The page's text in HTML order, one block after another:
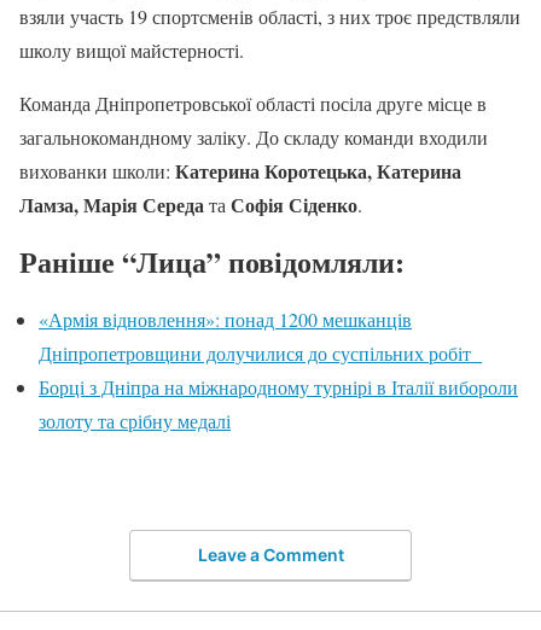
взяли участь 19 спортсменів області, з них троє предствляли
школу вищої майстерності.
Команда Дніпропетровської області посіла друге місце в
загальнокомандному заліку. До складу команди входили
вихованки школи: Катерина Коротецька, Катерина
Ламза, Марія Середа та Софія Сіденко.
Раніше “Лица” повідомляли:
«Армія відновлення»: понад 1200 мешканців
Дніпропетровщини долучилися до суспільних робіт
Борці з Дніпра на міжнародному турнірі в Італії вибороли
золоту та срібну медалі
Leave a Comment